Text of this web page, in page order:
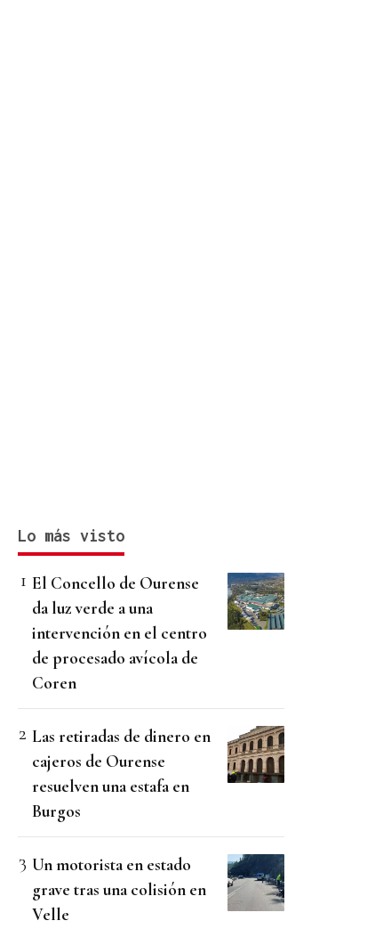
Lo más visto
El Concello de Ourense
da luz verde a una
intervención en el centro
de procesado avícola de
Coren
Las retiradas de dinero en
cajeros de Ourense
resuelven una estafa en
Burgos
Un motorista en estado
grave tras una colisión en
Velle